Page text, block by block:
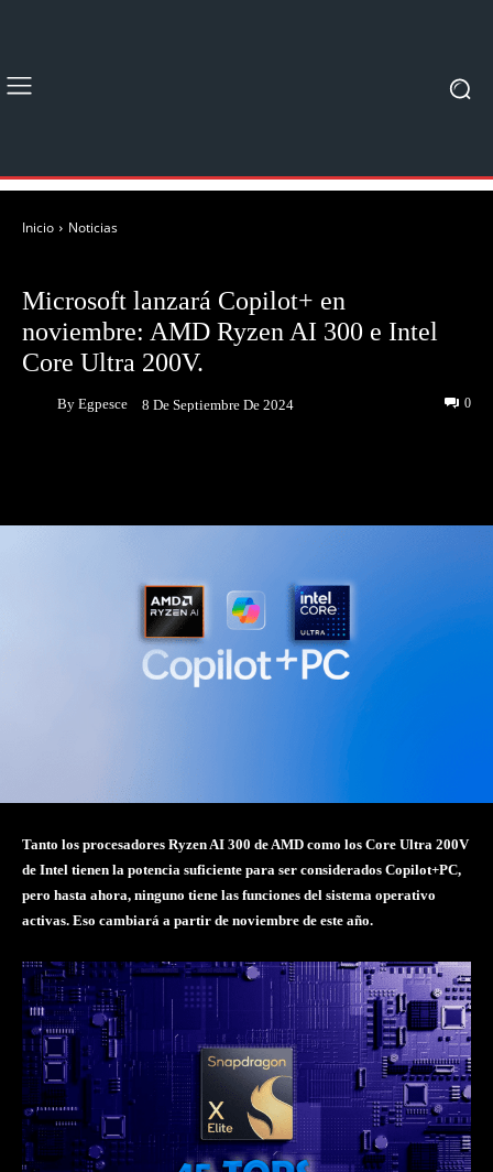
Inicio Noticias
Microsoft lanzará Copilot+ en
noviembre: AMD Ryzen AI 300 e Intel
Core Ultra 200V.
By Egpesce 8 De Septiembre De 2024 0
Tanto los procesadores Ryzen AI 300 de AMD como los Core Ultra 200V
de Intel tienen la potencia suficiente para ser considerados Copilot+PC,
pero hasta ahora, ninguno tiene las funciones del sistema operativo
activas. Eso cambiará a partir de noviembre de este año.